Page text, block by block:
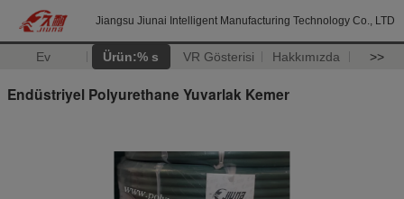
Jiangsu Jiunai Intelligent Manufacturing Technology Co., LTD
Ev Ürün:% s VR Gösterisi Hakkımızda >>
Endüstriyel Polyurethane Yuvarlak Kemer